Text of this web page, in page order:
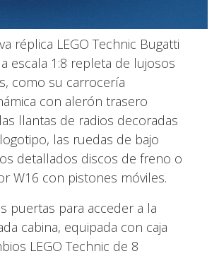
réplica LEGO Technic Bugatti
escala 1:8 repleta de lujosos
como su carrocería
con alerón trasero
llantas de radios decoradas
las ruedas de bajo
detallados discos de freno o
W16 con pistones móviles.
puertas para acceder a la
cabina, equipada con caja
LEGO Technic de 8